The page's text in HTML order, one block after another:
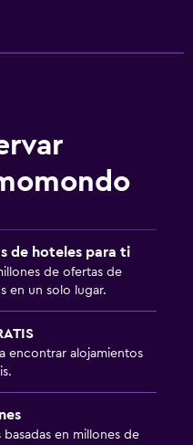
de hoteles para ti
de ofertas de
en un solo lugar.
encontrar alojamientos
basadas en millones de